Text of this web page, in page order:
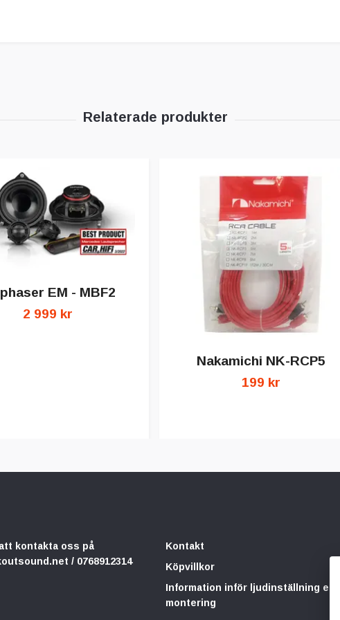
EM - MBF2
2 999 kr
Nakamichi NK-RCP5
199 kr
kontakta oss på
/ 0768912314
Kontakt
Köpvillkor
Information inför ljudinställning eller
montering